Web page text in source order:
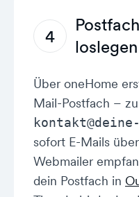
4
loslegen
Über oneHome
Mail-Postfach –
sofort E-Mails
Webmailer
dein Postfach in